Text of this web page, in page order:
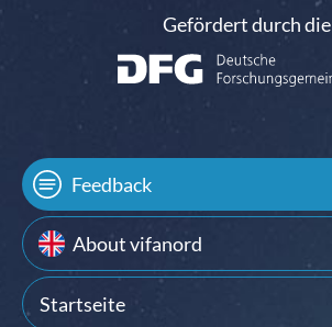
Gefördert durch die
Feedback
About vifanord
Startseite